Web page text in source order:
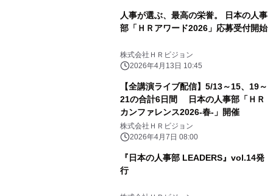
人事が選ぶ、最高の栄誉。 日本の人事
部「ＨＲアワード2026」応募受付開始
株式会社ＨＲビジョン
2026年4月13日 10:45
【全講演ライブ配信】5/13～15、19～
21の合計6日間 日本の人事部「ＨＲ
カンファレンス2026-春-」開催
株式会社ＨＲビジョン
2026年4月7日 08:00
『日本の人事部 LEADERS』vol.14発
行